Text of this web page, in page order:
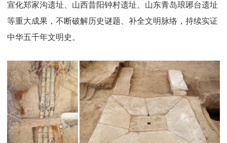
宣化郑家沟遗址、山西昔阳钟村遗址、山东青岛琅琊台遗址
等重大成果，不断破解历史谜题、补全文明脉络，持续实证
中华五千年文明史。